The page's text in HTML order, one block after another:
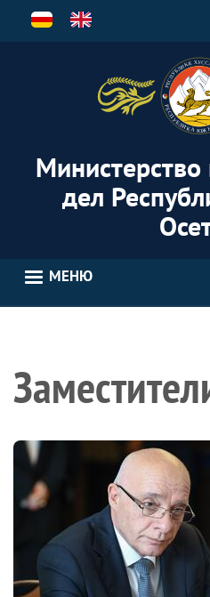
Перейти
дел
МЕНЮ